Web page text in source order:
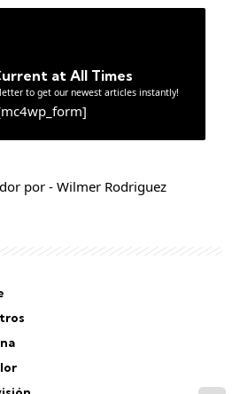
at All Times
to get our newest articles instantly!
por - Wilmer Rodriguez